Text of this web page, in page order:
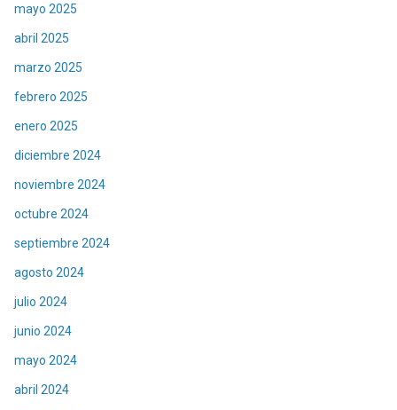
mayo 2025
abril 2025
marzo 2025
febrero 2025
enero 2025
diciembre 2024
noviembre 2024
octubre 2024
septiembre 2024
agosto 2024
julio 2024
junio 2024
mayo 2024
abril 2024